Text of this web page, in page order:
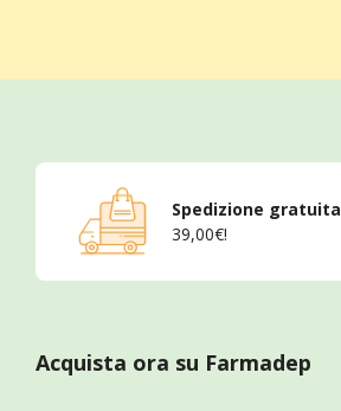
Spedizione gratuita
39,00€!
Acquista ora su Farmadep